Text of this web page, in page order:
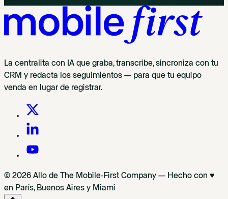
La centralita con IA que graba, transcribe, sincroniza con tu
CRM y redacta los seguimientos — para que tu equipo
venda en lugar de registrar.
© 2026 Allo de The Mobile-First Company — Hecho con ♥
en París, Buenos Aires y Miami